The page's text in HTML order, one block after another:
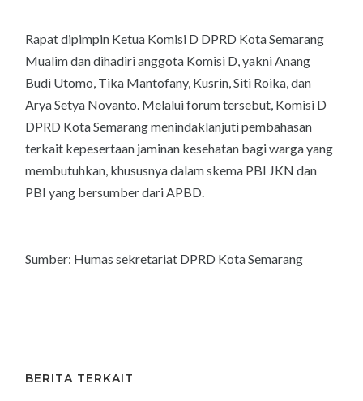
‎Rapat dipimpin Ketua Komisi D DPRD Kota Semarang
Mualim dan dihadiri anggota Komisi D, yakni Anang
Budi Utomo, Tika Mantofany, Kusrin, Siti Roika, dan
Arya Setya Novanto. Melalui forum tersebut, Komisi D
DPRD Kota Semarang menindaklanjuti pembahasan
terkait kepesertaan jaminan kesehatan bagi warga yang
membutuhkan, khususnya dalam skema PBI JKN dan
PBI yang bersumber dari APBD.
‎Sumber: Humas sekretariat DPRD Kota Semarang
BERITA TERKAIT